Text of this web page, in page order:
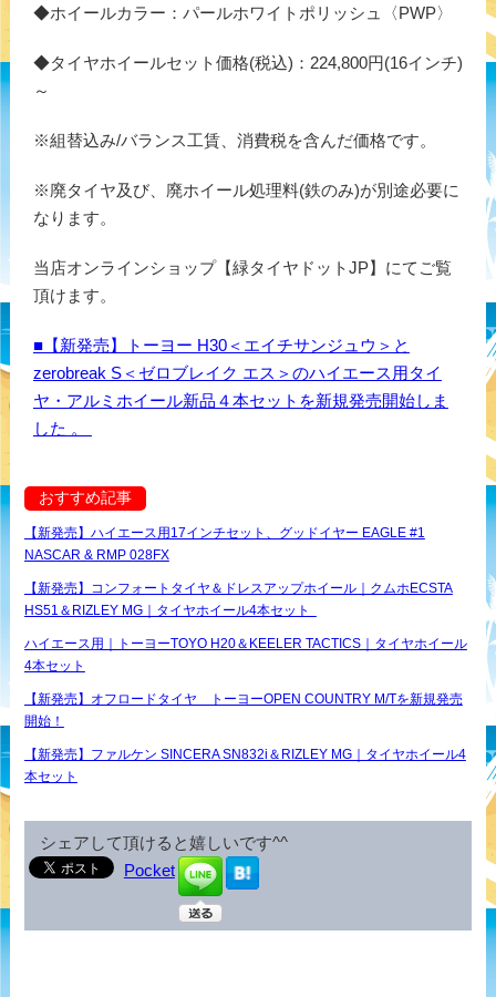
◆ホイールカラー：パールホワイトポリッシュ〈PWP〉
◆タイヤホイールセット価格(税込)：224,800円(16インチ)
～
※組替込み/バランス工賃、消費税を含んだ価格です。
※廃タイヤ及び、廃ホイール処理料(鉄のみ)が別途必要に
なります。
当店オンラインショップ【緑タイヤドットJP】にてご覧
頂けます。
■【新発売】トーヨー H30＜エイチサンジュウ＞と
zerobreak S＜ゼロブレイク エス＞のハイエース用タイ
ヤ・アルミホイール新品４本セットを新規発売開始しま
した 。
おすすめ記事
【新発売】ハイエース用17インチセット、グッドイヤー EAGLE #1
NASCAR & RMP 028FX
【新発売】コンフォートタイヤ＆ドレスアップホイール｜クムホECSTA
HS51＆RIZLEY MG｜タイヤホイール4本セット
ハイエース用｜トーヨーTOYO H20＆KEELER TACTICS｜タイヤホイール
4本セット
【新発売】オフロードタイヤ トーヨーOPEN COUNTRY M/Tを新規発売
開始！
【新発売】ファルケン SINCERA SN832i＆RIZLEY MG｜タイヤホイール4
本セット
シェアして頂けると嬉しいです^^
Pocket